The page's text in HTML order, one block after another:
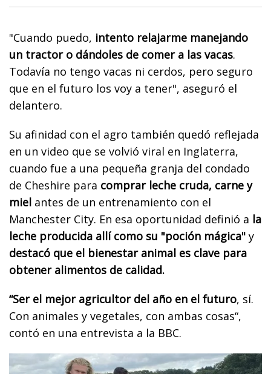
"Cuando puedo, intento relajarme manejando
un tractor o dándoles de comer a las vacas.
Todavía no tengo vacas ni cerdos, pero seguro
que en el futuro los voy a tener", aseguró el
delantero.
Su afinidad con el agro también quedó reflejada
en un video que se volvió viral en Inglaterra,
cuando fue a una pequeña granja del condado
de Cheshire para comprar leche cruda, carne y
miel antes de un entrenamiento con el
Manchester City. En esa oportunidad definió a la
leche producida allí como su "poción mágica" y
destacó que el bienestar animal es clave para
obtener alimentos de calidad.
“Ser el mejor agricultor del año en el futuro, sí.
Con animales y vegetales, con ambas cosas“,
contó en una entrevista a la BBC.